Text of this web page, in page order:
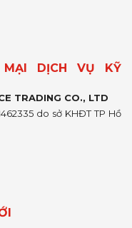
MẠI DỊCH VỤ KỸ
TRADING CO., LTD
do sở KHĐT TP Hồ